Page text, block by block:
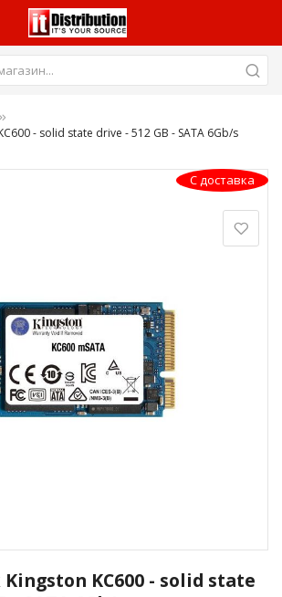
- solid state drive - 512 GB - SATA 6Gb/s
KC600 - solid state
С доставка